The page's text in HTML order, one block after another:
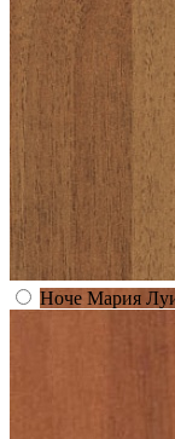
Ноче Мария